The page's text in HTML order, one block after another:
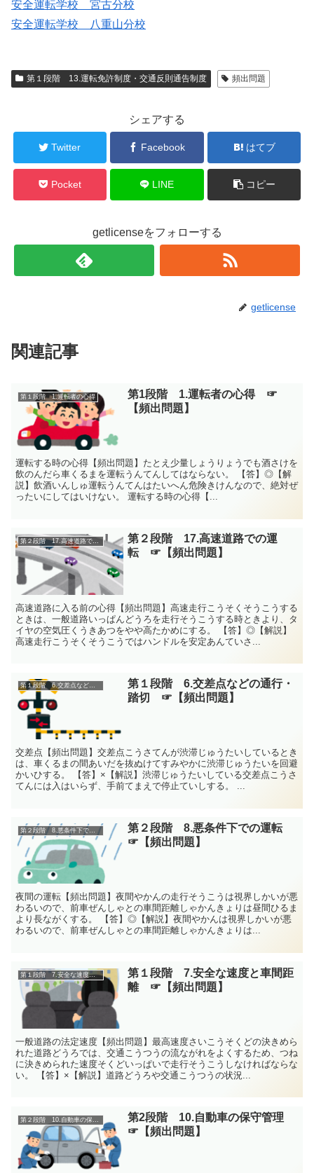
安全運転学校 宮古分校
安全運転学校 八重山分校
第１段階 13.運転免許制度・交通反則通告制度 頻出問題
シェアする
Twitter Facebook はてブ
Pocket LINE コピー
getlicenseをフォローする
getlicense
関連記事
第１段階 1.運転者の心得
第1段階 1.運転者の心得 ☞
【頻出問題】
運転する時の心得【頻出問題】たとえ少量しょうりょうでも酒さけを
飲のんだら車くるまを運転うんてんしてはならない。 【答】◎【解
説】飲酒いんしゅ運転うんてんはたいへん危険きけんなので、絶対ぜ
ったいにしてはいけない。 運転する時の心得【...
第２段階 17.高速道路での運転
第２段階 17.高速道路での運
転 ☞【頻出問題】
高速道路に入る前の心得【頻出問題】高速走行こうそくそうこうする
ときは、一般道路いっぱんどうろを走行そうこうする時ときより、タ
イヤの空気圧くうきあつをやや高たかめにする。 【答】◎【解説】
高速走行こうそくそうこうではハンドルを安定あんていさ...
第１段階 6.交差点などの通行・踏切
第１段階 6.交差点などの通行・
踏切 ☞【頻出問題】
交差点【頻出問題】交差点こうさてんが渋滞じゅうたいしているとき
は、車くるまの間あいだを抜ぬけてすみやかに渋滞じゅうたいを回避
かいひする。 【答】×【解説】渋滞じゅうたいしている交差点こうさ
てんには入はいらず、手前てまえで停止ていしする。 ...
第２段階 8.悪条件下での運転
第２段階 8.悪条件下での運転
☞【頻出問題】
夜間の運転【頻出問題】夜間やかんの走行そうこうは視界しかいが悪
わるいので、前車ぜんしゃとの車間距離しゃかんきょりは昼間ひるま
より長ながくする。 【答】◎【解説】夜間やかんは視界しかいが悪
わるいので、前車ぜんしゃとの車間距離しゃかんきょりは...
第１段階 7.安全な速度と車間距離
第１段階 7.安全な速度と車間距
離 ☞【頻出問題】
一般道路の法定速度【頻出問題】最高速度さいこうそくどの決きめら
れた道路どうろでは、交通こうつうの流ながれをよくするため、つね
に決きめられた速度そくどいっぱいで走行そうこうしなければならな
い。 【答】×【解説】道路どうろや交通こうつうの状況...
第２段階 10.自動車の保守管理
第2段階 10.自動車の保守管理
☞【頻出問題】